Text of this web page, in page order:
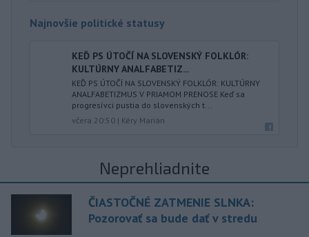
Najnovšie politické statusy
KEĎ PS ÚTOČÍ NA SLOVENSKÝ FOLKLÓR:
KULTÚRNY ANALFABETIZ...
KEĎ PS ÚTOČÍ NA SLOVENSKÝ FOLKLÓR: KULTÚRNY
ANALFABETIZMUS V PRIAMOM PRENOSE Keď sa
progresívci pustia do slovenských t...
včera 20:50 | Kéry Marián
Neprehliadnite
ČIASTOČNÉ ZATMENIE SLNKA:
Pozorovať sa bude dať v stredu